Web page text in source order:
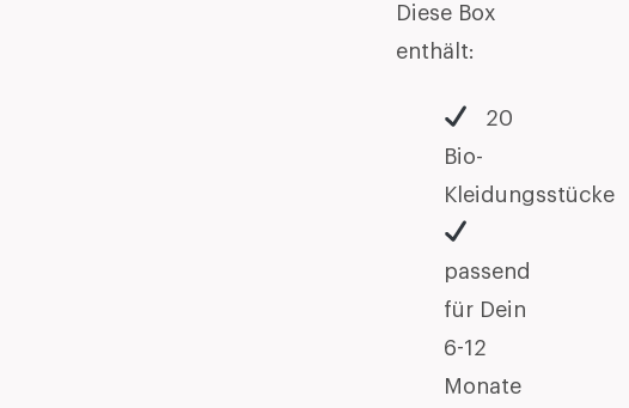
Diese Box
enthält:
20
Bio-
Kleidungsstücke
passend
für Dein
6-12
Monate